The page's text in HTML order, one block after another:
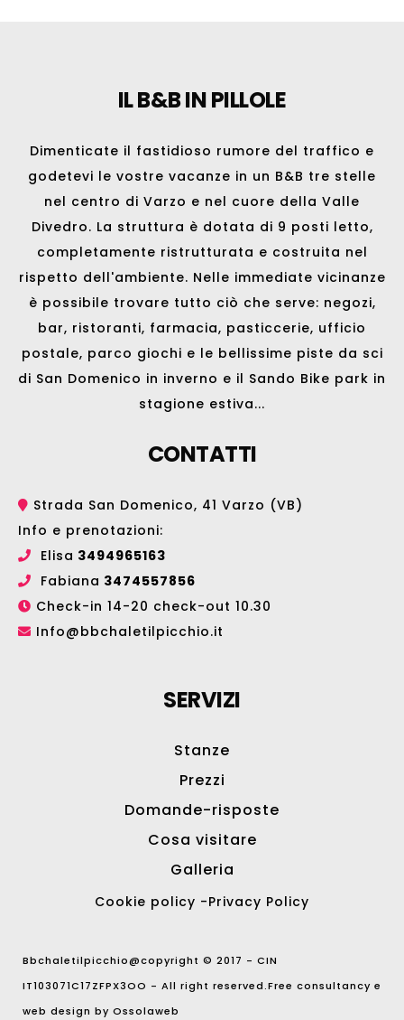
IL B&B IN PILLOLE
Dimenticate il fastidioso rumore del traffico e
godetevi le vostre vacanze in un B&B tre stelle
nel centro di Varzo e nel cuore della Valle
Divedro. La struttura è dotata di 9 posti letto,
completamente ristrutturata e costruita nel
rispetto dell'ambiente. Nelle immediate vicinanze
è possibile trovare tutto ciò che serve: negozi,
bar, ristoranti, farmacia, pasticcerie, ufficio
postale, parco giochi e le bellissime piste da sci
di San Domenico in inverno e il Sando Bike park in
stagione estiva...
CONTATTI
Strada San Domenico, 41 Varzo (VB)
Info e prenotazioni:
Elisa 3494965163
Fabiana 3474557856
Check-in 14-20 check-out 10.30
Info@bbchaletilpicchio.it
SERVIZI
Stanze
Prezzi
Domande-risposte
Cosa visitare
Galleria
Cookie policy -Privacy Policy
Bbchaletilpicchio@copyright © 2017 - CIN
IT103071C17ZFPX3OO - All right reserved.Free consultancy e
web design by Ossolaweb